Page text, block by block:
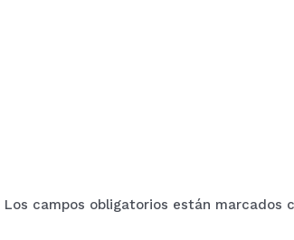
Los campos obligatorios están marcados